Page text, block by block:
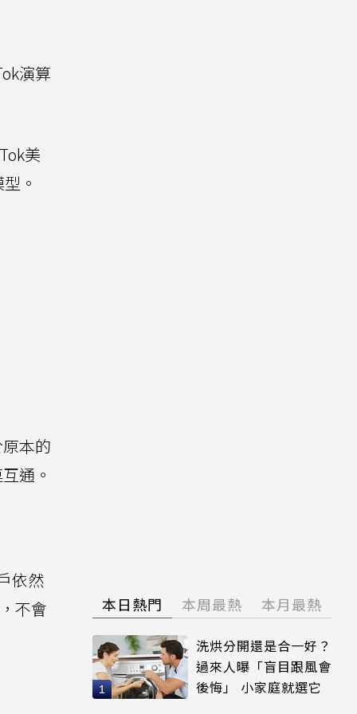
演算
美
。
本的
通。
依然
不會
本日熱門 本周最熱 本月最熱
洗烘分開還是合一好？
過來人曝「盲目跟風會
後悔」 小家庭就選它